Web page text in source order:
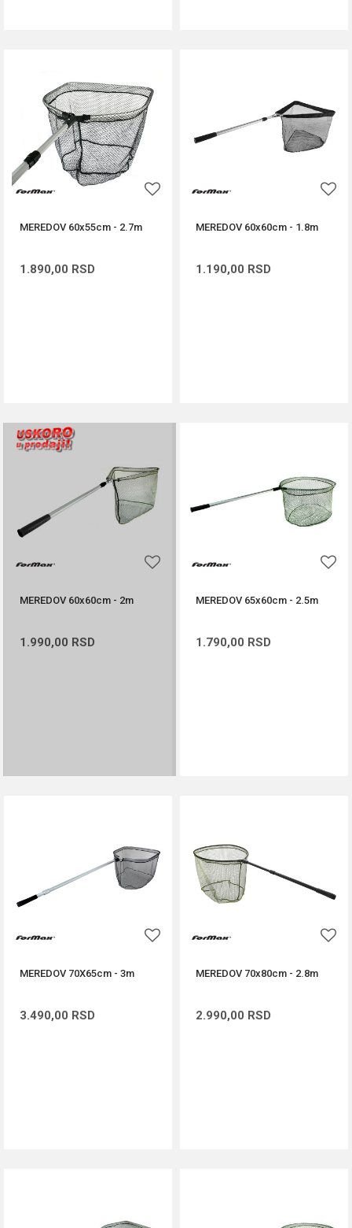
MEREDOV 60x55cm - 2.7m
1.890,00 RSD
MEREDOV 60x60cm - 1.8m
1.190,00 RSD
MEREDOV 60x60cm - 2m
1.990,00 RSD
MEREDOV 65x60cm - 2.5m
1.790,00 RSD
MEREDOV 70X65cm - 3m
3.490,00 RSD
MEREDOV 70x80cm - 2.8m
2.990,00 RSD